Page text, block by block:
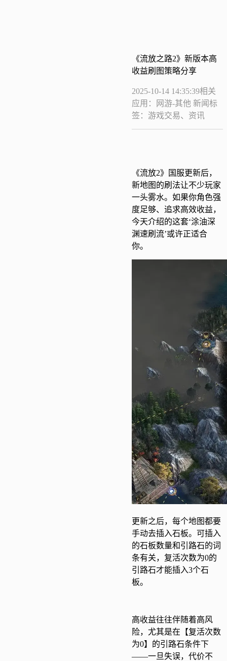
《流放之路2》新版本高
收益刷图策略分享
2025-10-14 14:35:39相关
应用：网游-其他 新闻标
签：游戏交易、资讯
《流放2》国服更新后，
新地图的刷法让不少玩家
一头雾水。如果你角色强
度足够、追求高效收益，
今天介绍的这套‘涂油深
渊速刷流’或许正适合
你。
更新之后，每个地图都要
手动去插入石板。可插入
的石板数量和引路石的词
条有关，复活次数为0的
引路石才能插入3个石
板。
高收益往往伴随着高风
险，尤其是在【复活次数
为0】的引路石条件下
——一旦失误，代价不